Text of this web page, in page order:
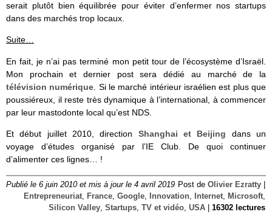
serait plutôt bien équilibrée pour éviter d’enfermer nos startups
dans des marchés trop locaux.
Suite…
En fait, je n’ai pas terminé mon petit tour de l’écosystème d’Israël.
Mon prochain et dernier post sera dédié au marché de la
télévision numérique . Si le marché intérieur israélien est plus que
poussiéreux, il reste très dynamique à l’international, à commencer
par leur mastodonte local qu’est NDS.
Et début juillet 2010, direction Shanghai et Beijing dans un
voyage d’études organisé par l’IE Club. De quoi continuer
d’alimenter ces lignes… !
Publié le 6 juin 2010 et mis à jour le 4 avril 2019 Post de Olivier Ezratty
Entrepreneuriat
France Google Innovation Internet Microsoft
Silicon Valley Startups TV et vidéo USA 16302 lectures